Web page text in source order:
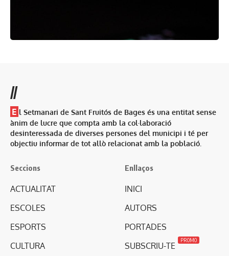
//
E l Setmanari de Sant Fruitós de Bages és una entitat sense
ànim de lucre que compta amb la col·laboració
desinteressada de diverses persones del municipi i té per
objectiu informar de tot allò relacionat amb la població.
Seccions
ACTUALITAT
ESCOLES
ESPORTS
CULTURA
Enllaços
INICI
AUTORS
PORTADES
SUBSCRIU-TE
PROMO